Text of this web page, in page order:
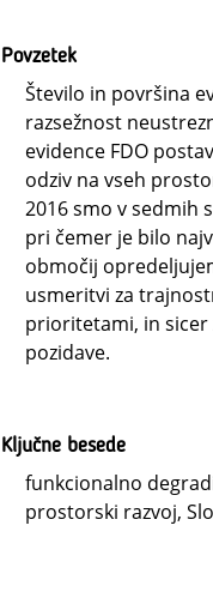
Povzetek
Število in površina
razsežnost
evidence FDO
odziv na vseh
2016 smo v sedmih
pri čemer je bilo
območij
usmeritvi za
prioritetami, in sicer
pozidave.
Ključne besede
funkcionalno
prostorski razvoj,